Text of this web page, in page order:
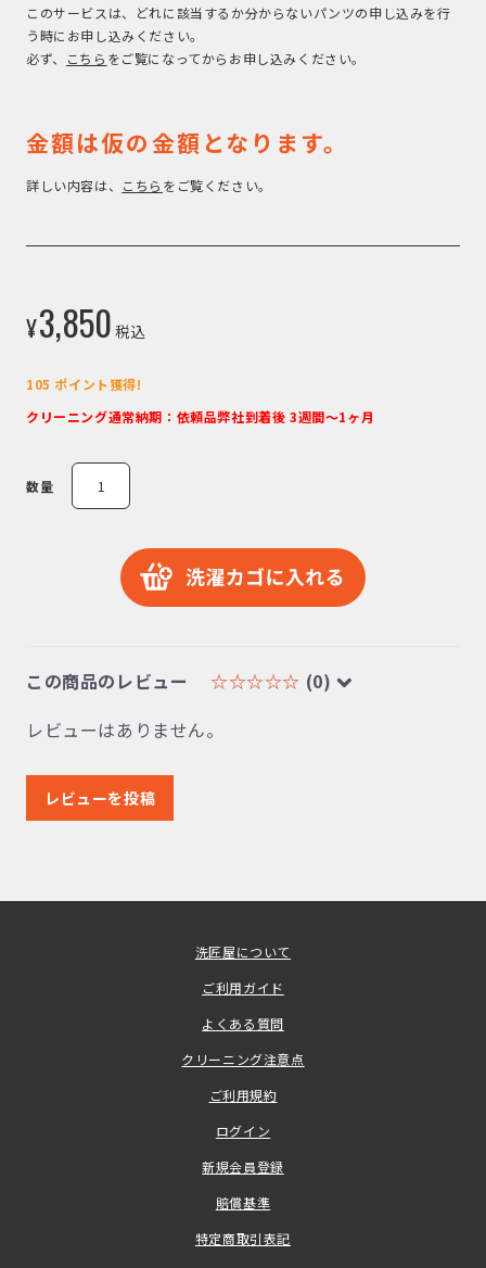
このサービスは、どれに該当するか分からないパンツの申し込みを行
う時にお申し込みください。
必ず、
こちら をご覧になってからお申し込みください。
金額は仮の金額となります。
詳しい内容は、 こちら をご覧ください。
3,850 税込
105 ポイント獲得!
クリーニング通常納期：依頼品弊社到着後 3週間～1ヶ月
数量
この商品のレビュー ☆☆☆☆☆ (0)
レビューはありません。
レビューを投稿
洗匠屋について
ご利用ガイド
よくある質問
クリーニング注意点
ご利用規約
ログイン
新規会員登録
賠償基準
特定商取引表記